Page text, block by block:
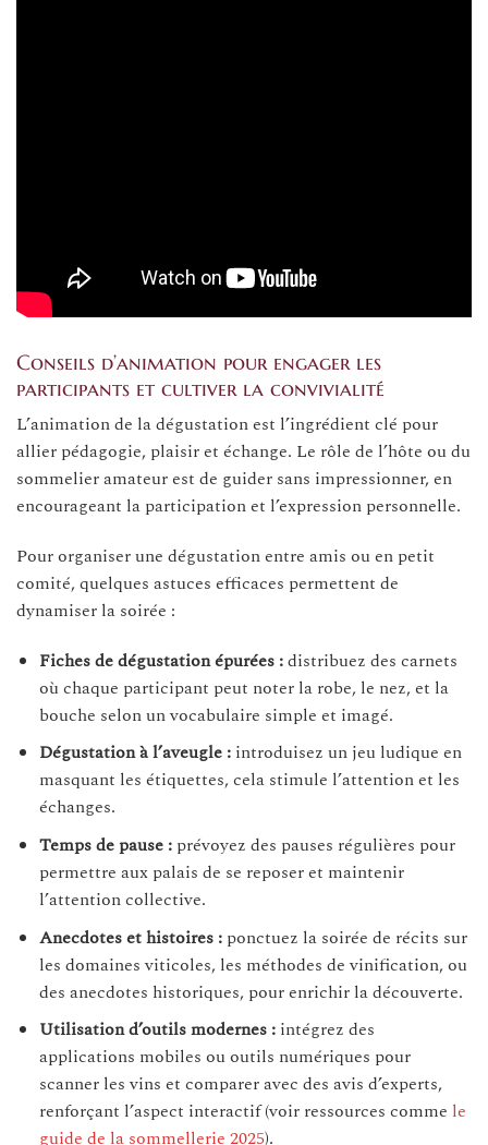
Conseils d’animation pour engager les
participants et cultiver la convivialité
L’animation de la dégustation est l’ingrédient clé pour
allier pédagogie, plaisir et échange. Le rôle de l’hôte ou du
sommelier amateur est de guider sans impressionner, en
encourageant la participation et l’expression personnelle.
Pour organiser une dégustation entre amis ou en petit
comité, quelques astuces efficaces permettent de
dynamiser la soirée :
Fiches de dégustation épurées :distribuez des carnets
où chaque participant peut noter la robe, le nez, et la
bouche selon un vocabulaire simple et imagé.
Dégustation à l’aveugle :introduisez un jeu ludique en
masquant les étiquettes, cela stimule l’attention et les
échanges.
Temps de pause :prévoyez des pauses régulières pour
permettre aux palais de se reposer et maintenir
l’attention collective.
Anecdotes et histoires :ponctuez la soirée de récits sur
les domaines viticoles, les méthodes de vinification, ou
des anecdotes historiques, pour enrichir la découverte.
Utilisation d’outils modernes :intégrez des
applications mobiles ou outils numériques pour
scanner les vins et comparer avec des avis d’experts,
renforçant l’aspect interactif (voir ressources comme le
guide de la sommellerie 2025).